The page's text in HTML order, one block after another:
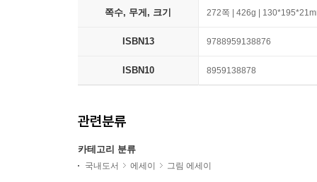
쪽수, 무게, 크기 272쪽 | 426g |
ISBN13 9788959138876
ISBN10 8959138878
관련분류
카테고리 분류
국내도서 에세이 그림 에세이